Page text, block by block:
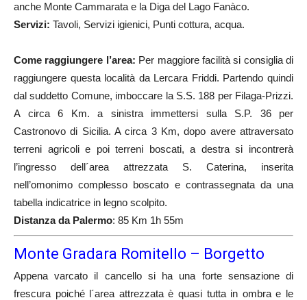
anche Monte Cammarata e la Diga del Lago Fanàco.
Servizi: Tavoli, Servizi igienici, Punti cottura, acqua.
Come raggiungere l’area: Per maggiore facilità si consiglia di
raggiungere questa località da Lercara Friddi. Partendo quindi
dal suddetto Comune, imboccare la S.S. 188 per Filaga-Prizzi.
A circa 6 Km. a sinistra immettersi sulla S.P. 36 per
Castronovo di Sicilia. A circa 3 Km, dopo avere attraversato
terreni agricoli e poi terreni boscati, a destra si incontrerà
l’ingresso dell´area attrezzata S. Caterina, inserita
nell’omonimo complesso boscato e contrassegnata da una
tabella indicatrice in legno scolpito.
Distanza da Palermo: 85 Km 1h 55m
Monte Gradara Romitello – Borgetto
Appena varcato il cancello si ha una forte sensazione di
frescura poiché l´area attrezzata è quasi tutta in ombra e le